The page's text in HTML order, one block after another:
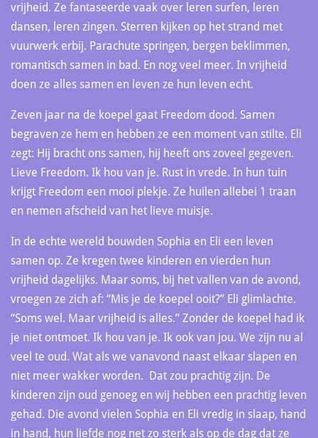
vrijheid. Ze fantaseerde vaak over leren surfen, leren
dansen, leren zingen. Sterren kijken op het strand met
vuurwerk erbij. Parachute springen, bergen beklimmen,
romantisch samen in bad. En nog veel meer. In vrijheid
doen ze alles samen en leven ze hun leven echt.
Zeven jaar na de koepel gaat Freedom dood. Samen
begraven ze hem en hebben ze een moment van stilte. Eli
zegt: Hij bracht ons samen, hij heeft ons zoveel gegeven.
Lieve Freedom. Ik hou van je. Rust in vrede. In hun tuin
krijgt Freedom een mooi plekje. Ze huilen allebei 1 traan
en nemen afscheid van het lieve muisje.
In de echte wereld bouwden Sophia en Eli een leven
samen op. Ze kregen twee kinderen en vierden hun
vrijheid dagelijks. Maar soms, bij het vallen van de avond,
vroegen ze zich af: “Mis je de koepel ooit?” Eli glimlachte.
“Soms wel. Maar vrijheid is alles.” Zonder de koepel had ik
je niet ontmoet. Ik hou van je. Ik ook van jou. We zijn nu al
veel te oud. Wat als we vanavond naast elkaar slapen en
niet meer wakker worden. Dat zou prachtig zijn. De
kinderen zijn oud genoeg en wij hebben een prachtig leven
gehad. Die avond vielen Sophia en Eli vredig in slaap, hand
in hand, hun liefde nog net zo sterk als op de dag dat ze